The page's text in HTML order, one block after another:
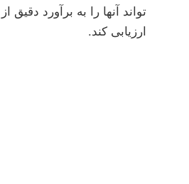
تواند آنها را به برآورد دقیق
ارزیابی کند.